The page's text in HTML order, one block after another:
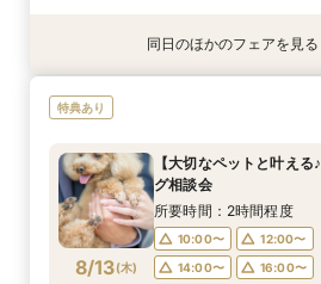
8/12(水)
【初めての見学の方に
9:00〜
11:00〜
13:00〜
15:00〜
8/12(水)
【少人数OK‼】＼先輩
所要時間：2時間30分程
11:30〜
12:30〜
14:00〜
8/12(水)
【最大90分クイック相
10:00〜
13:00〜
14:00〜
16:00〜
8/12(水)
【大切なペットと叶え
10:00〜
14:00〜
16:00〜
17:00〜
8/12(水)
【マイナビ限定スイー
ウェディング・フォト+
ディング相談会♪
所要時間：2時間程度
14:00〜
15:00〜
8/12(水)
9:00〜
11:00〜
13:00〜
15:00〜
8/12(水)
迷い始めたら参加！【
9:00〜
11:00〜
14:00〜
15:00〜
同日のほかのフェアを見る
特典あり
8/13(木)
【大切なペットと叶え
グ相談会
所要時間：2時間程度
10:00〜
12:00〜
14:00〜
16:00〜